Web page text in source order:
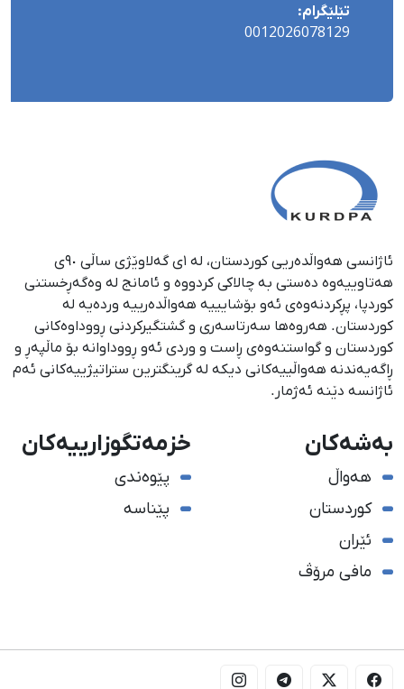
تێلێگرام:
0012026078129
ئاژانسی هەواڵدەریی کوردستان، لە ١ی گەلاوێژی ساڵی ٩٠ی
هەتاوییەوە دەستی بە چالاکی کردووە و ئامانج لە وەگەڕخستنی
كوردپا، پڕكردنەوەی ئەو بۆشایییە هەواڵدەرییە وردەیە لە
كوردستان. هەروەها سەرتاسەری و گشتگیركردنی ڕووداوەكانی
كوردستان و گواستنەوەی ڕاست و وردی ئەو ڕووداوانە بۆ ماڵپەڕ و
ڕاگەیەندنە هەواڵییەكانی دیكە لە گرینگترین ستراتیژییەكانی ئەم
ئاژانسە دێنە ئەژمار.
بەشەکان
هەواڵ
کوردستان
ئێران
مافی مرۆڤ
خزمەتگوزارییەکان
پێوەندی
پێناسە